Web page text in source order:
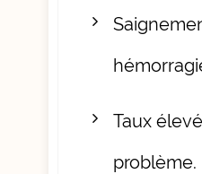
Taux
problème.